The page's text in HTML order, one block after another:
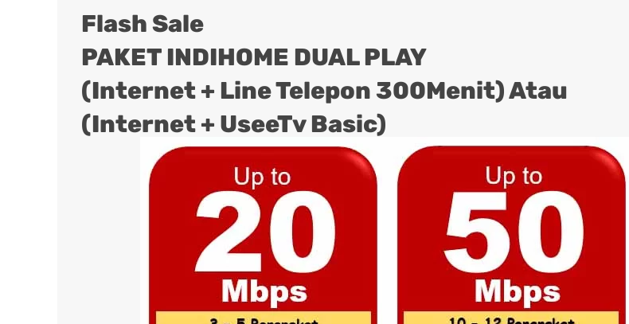
Flash Sale
PAKET INDIHOME DUAL PLAY
(Internet + Line Telepon 300Menit) Atau
(Internet + UseeTv Basic)